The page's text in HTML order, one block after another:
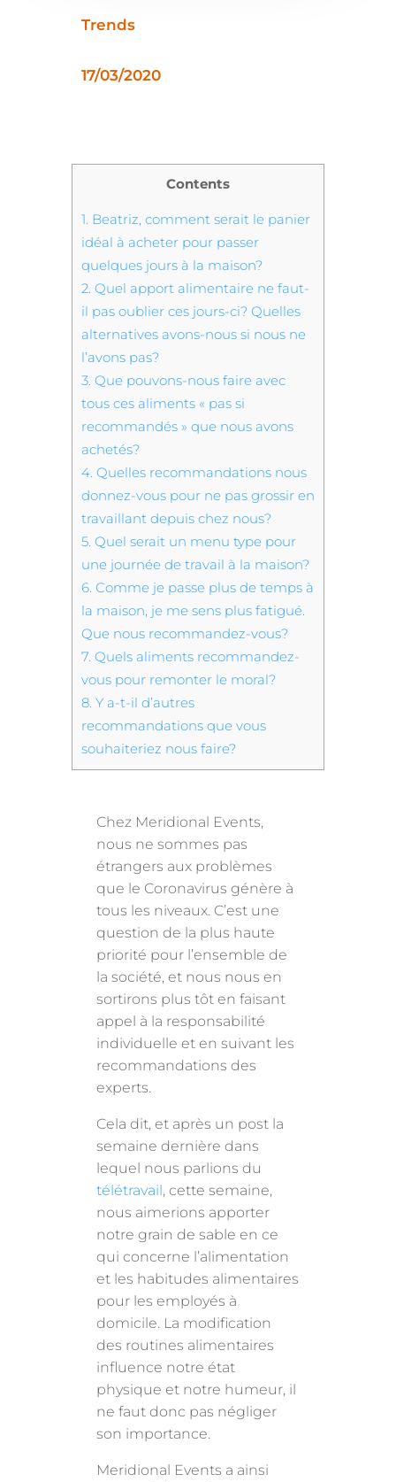
Trends
17/03/2020
Contents
1. Beatriz, comment serait le panier
idéal à acheter pour passer
quelques jours à la maison?
2. Quel apport alimentaire ne faut-
il pas oublier ces jours-ci? Quelles
alternatives avons-nous si nous ne
l’avons pas?
3. Que pouvons-nous faire avec
tous ces aliments « pas si
recommandés » que nous avons
achetés?
4. Quelles recommandations nous
donnez-vous pour ne pas grossir en
travaillant depuis chez nous?
5. Quel serait un menu type pour
une journée de travail à la maison?
6. Comme je passe plus de temps à
la maison, je me sens plus fatigué.
Que nous recommandez-vous?
7. Quels aliments recommandez-
vous pour remonter le moral?
8. Y a-t-il d’autres
recommandations que vous
souhaiteriez nous faire?
Chez Meridional Events,
nous ne sommes pas
étrangers aux problèmes
que le Coronavirus génère à
tous les niveaux. C’est une
question de la plus haute
priorité pour l’ensemble de
la société, et nous nous en
sortirons plus tôt en faisant
appel à la responsabilité
individuelle et en suivant les
recommandations des
experts.
Cela dit, et après un post la
semaine dernière dans
lequel nous parlions du
télétravail, cette semaine,
nous aimerions apporter
notre grain de sable en ce
qui concerne l’alimentation
et les habitudes alimentaires
pour les employés à
domicile. La modification
des routines alimentaires
influence notre état
physique et notre humeur, il
ne faut donc pas négliger
son importance.
Meridional Events a ainsi